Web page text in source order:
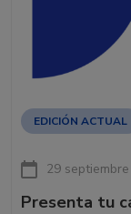
EDICIÓN ACTUAL
29
Presenta tu